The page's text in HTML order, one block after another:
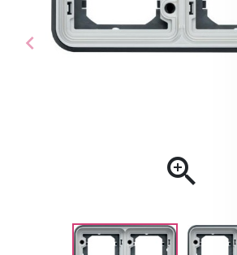
chevron_left
